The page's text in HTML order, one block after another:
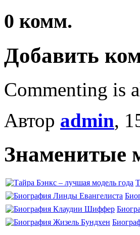
0 комм.
Добавить
Commenting is
Автор admin,
Знаменитые